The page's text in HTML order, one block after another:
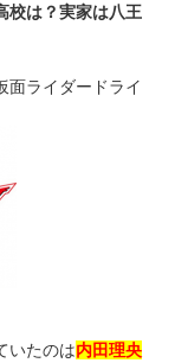
校は？実家は八王
面ライダードライ
いたのは内田理央